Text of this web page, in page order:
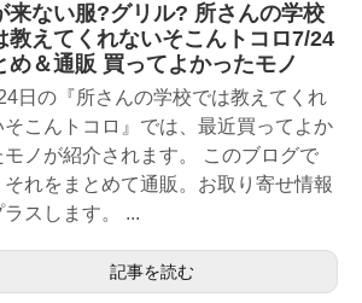
来ない服?グリル? 所さんの学校
教えてくれないそこんトコロ7/24
め＆通販 買ってよかったモノ
日の『所さんの学校では教えてくれ
そこんトコロ』では、最近買ってよか
モノが紹介されます。 このブログで
それをまとめて通販。お取り寄せ情報
ラスします。 ...
記事を読む